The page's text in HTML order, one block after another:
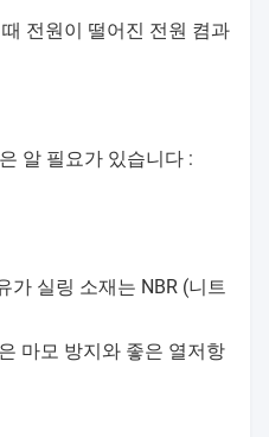
전원이 떨어진 전원 켬과
알 필요가 있습니다 :
가 실링 소재는 NBR (니트
마모 방지와 좋은 열저항